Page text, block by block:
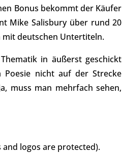
Bonus bekommt der Käufer
Mike Salisbury über rund 20
mit deutschen Untertiteln.
in äußerst geschickt
nicht auf der Strecke
muss man mehrfach sehen,
logos are protected).